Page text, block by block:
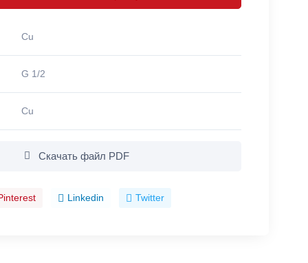
Cu
G 1/2
Cu
Скачать файл PDF
Linkedin Twitter